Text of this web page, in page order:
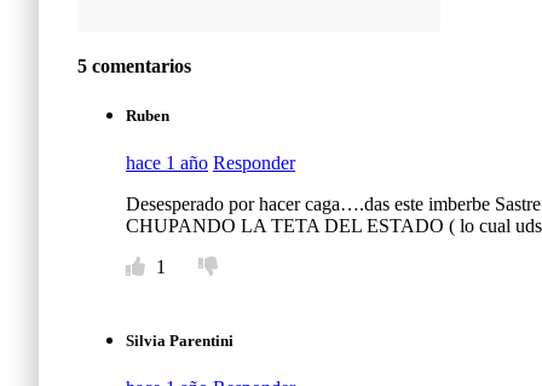
5 comentarios
Ruben
hace 1 año Responder
Desesperado por hacer caga….das este imberbe
CHUPANDO LA TETA DEL ESTADO ( lo cual uds
1
Silvia Parentini